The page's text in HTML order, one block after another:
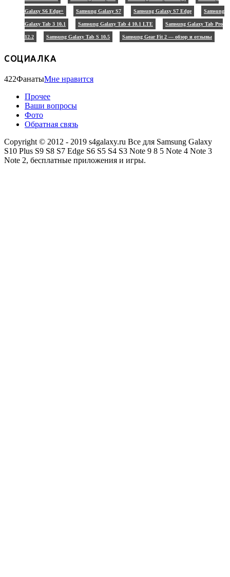
Galaxy S6 Edge+ Samsung Galaxy S7 Samsung Galaxy S7 Edge Samsung
Galaxy Tab 3 10.1 Samsung Galaxy Tab 4 10.1 LTE Samsung Galaxy Tab Pro
12.2 Samsung Galaxy Tab S 10.5 Samsung Gear Fit 2 — обзор и отзывы
СОЦИАЛКА
422ФанатыМне нравится
Прочее
Ваши вопросы
Фото
Обратная связь
Copyright © 2012 - 2019 s4galaxy.ru Все для Samsung Galaxy
S10 Plus S9 S8 S7 Edge S6 S5 S4 S3 Note 9 8 5 Note 4 Note 3
Note 2, бесплатные приложения и игры.